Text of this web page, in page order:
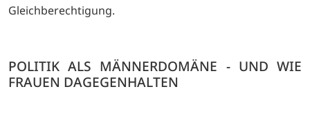
Gleichberechtigung.
POLITIK ALS MÄNNERDOMÄNE - UND WIE
FRAUEN DAGEGENHALTEN